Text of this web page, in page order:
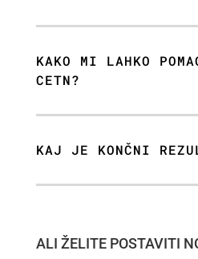
KAKO MI LAHKO
CETN?
KAJ JE KONČNI
ALI ŽELITE POSTAVITI